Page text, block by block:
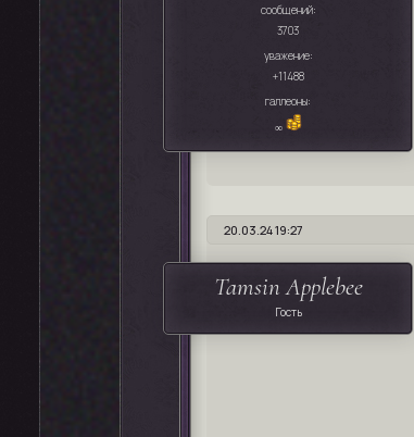
сообщений:
3703
уважение:
+11488
галлеоны:
∞
20.03.24 19:27
Tamsin Applebee
Гость